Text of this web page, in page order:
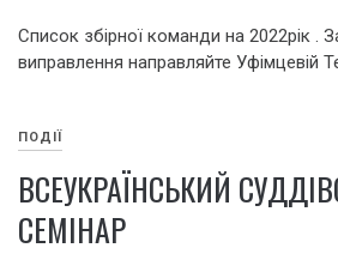
Cписок збірної команди на 2022рік .
виправлення направляйте Уфімцевій
ПОДІЇ
ВСЕУКРАЇНСЬКИЙ
СЕМІНАР